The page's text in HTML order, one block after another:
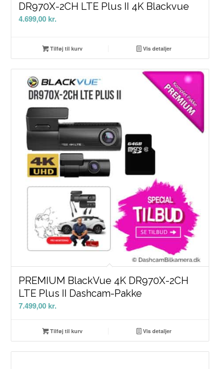
DR970X-2CH LTE Plus II 4K Blackvue
4.699,00 kr.
Tilføj til kurv Vis detaljer
PREMIUM BlackVue 4K DR970X-2CH
LTE Plus II Dashcam-Pakke
7.499,00 kr.
Tilføj til kurv Vis detaljer